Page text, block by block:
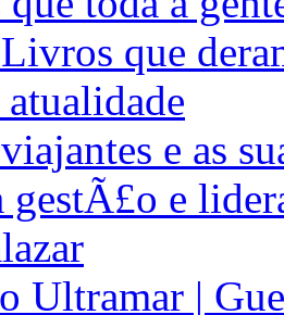
que
atualidade
e as
gestÃ£o e
Ultramar |